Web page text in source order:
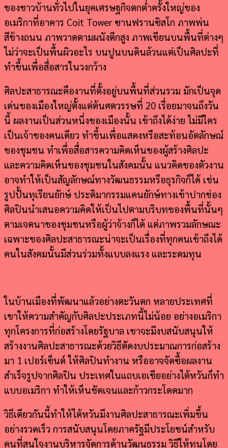
ของชาวบ้านทั่วไปในยุคเศรษฐกิจตกต่ำครั้งใหญ่ของ
อเมริกาที่อาคาร Coit Tower ซานฟรานซิสโก ภาพพ่น
สีข้างถนน ภาพวาดตามผนังตึกสูง ภาพเขียนบนพื้นที่ต่างๆ
ไม่ว่าจะเป็นพื้นผิวอะไร บนปูนบนดินล้วนแต่เป็นศิลปะที่
ทำขึ้นเพื่อสื่อสารในวงกว้าง
ศิลปะสาธารณะคืองานที่ตั้งอยู่บนพื้นที่ส่วนรวม มักเป็นจุด
เด่นของเมืองใหญ่ตั้งแต่ต้นศตวรรษที่ 20 เรื่อยมาจนถึงวัน
นี้ ผลงานเป็นส่วนหนึ่งของเมืองนั้น เข้าถึงได้ง่าย ไม่มีใคร
เป็นเจ้าของคนเดียว ทำขึ้นเพื่อแสดงหรือสะท้อนอัตลักษณ์
ของชุมชน ทำเพื่อสื่อสารความคิดเห็นของผู้สร้างศิลปะ
และความคิดเห็นของชุมชนในสังคมนั้น แนวคิดของตัวงาน
อาจทำให้เป็นสัญลักษณ์ทางวัฒนธรรมหรือธุรกิจก็ได้ เช่น
รูปปั้นทุเรียนยักษ์ ประติมากรรมแคนยักษ์ทางเข้าปากช่อง
ศิลปินนำเสนอความคิดให้เป็นไปตามบริบทของพื้นที่นั้นๆ
ตามเจตนาของชุมชนหรือผู้ว่าจ้างก็ได้ แต่ภาพรวมลักษณะ
เฉพาะของศิลปะสาธารณะน่าจะเป็นเรื่องที่ทุกคนเข้าถึงได้
คนในสังคมนั้นมีส่วนร่วมทั้งแบบลงแรง และระดมทุน
ในบ้านเมืองที่พัฒนาแล้วอย่างตะวันตก หลายประเทศที่
เขาให้ความสำคัญกับศิลปะประเภทนี้ไม่น้อย อย่างอเมริกา
ทุกโครงการที่ก่อสร้างโดยรัฐบาล เขาจะมีงบสนับสนุนให้
สร้างงานศิลปะสาธารณะด้วยวิธีตัดงบประมาณการก่อสร้าง
มา 1 เปอร์เซ็นต์ ให้ศิลปินทำงาน หรืออาจจัดซื้อผลงาน
สำเร็จรูปจากศิลปิน ประเทศในแถบเอเชียอย่างไต้หวันก็ทำ
แบบอเมริกา ทำให้เห็นชัดเจนและก้าวกระโดดมาก
วิธีเดียวกันนี้ทำให้ไต้หวันมีงานศิลปะสาธารณะเพิ่มขึ้น
อย่างรวดเร็ว การสนับสนุนโดยภาครัฐมีประโยชน์สำหรับ
คนที่สนใจงานบริหารจัดการด้านวัฒนธรรม วิธีให้ทุนโดย